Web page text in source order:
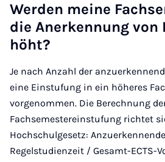
Wer­den mei­ne
die An­er­ken­nung
höht?
Je nach Anzahl der
eine Einstufung in ein höheres
vorgenommen. Die Berechnung
Fachsemestereinstufung richtet
Hochschulgesetz:
Regelstudienzeit / Gesamt-ECTS-